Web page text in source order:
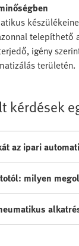
igény
területén.
kérdések
az ipari
milyen